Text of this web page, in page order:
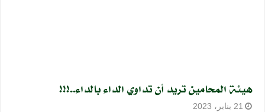
هيئة المحامين تريد أن تداوي الداء بالداء..!!!
21 يناير، 2023